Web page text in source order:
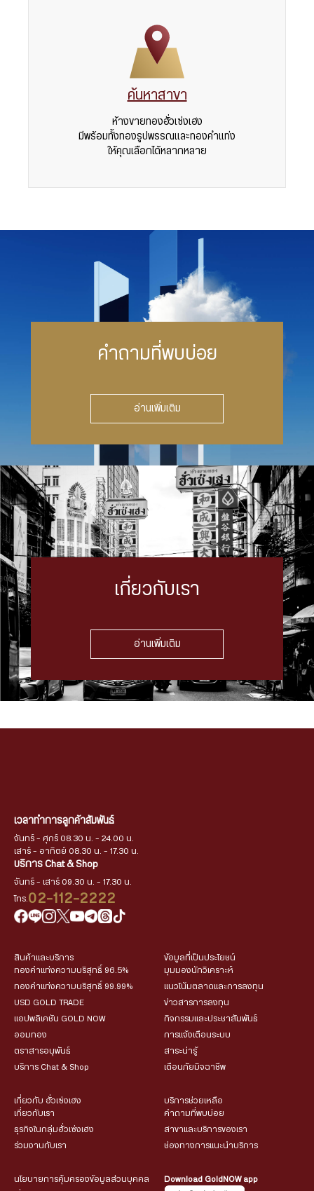
ค้นหาสาขา
ห้างขายทองฮั่วเซ่งเฮง
มีพร้อมทั้งทองรูปพรรณและทองคำแท่ง
ให้คุณเลือกได้หลากหลาย
คำถามที่พบบ่อย
อ่านเพิ่มเติม
เกี่ยวกับเรา
อ่านเพิ่มเติม
เวลาทำการลูกค้าสัมพันธ์
จันทร์ - ศุกร์ 08.30 น. - 24.00 น.
เสาร์ - อาทิตย์ 08.30 น. - 17.30 น.
บริการ Chat & Shop
จันทร์ - เสาร์ 09.30 น. - 17.30 น.
โทร. 02-112-2222
สินค้าและบริการ
ทองคำแท่งความบริสุทธิ์ 96.5%
ทองคำแท่งความบริสุทธิ์ 99.99%
USD GOLD TRADE
แอปพลิเคชัน GOLD NOW
ออมทอง
ตราสารอนุพันธ์
บริการ Chat & Shop
ข้อมูลที่เป็นประโยชน์
มุมมองนักวิเคราะห์
แนวโน้มตลาดและการลงทุน
ข่าวสารการลงทุน
กิจกรรมและประชาสัมพันธ์
การแจ้งเตือนระบบ
สาระน่ารู้
เตือนภัยมิจฉาชีพ
เกี่ยวกับ ฮั่วเซ่งเฮง
เกี่ยวกับเรา
ธุรกิจในกลุ่มฮั่วเซ่งเฮง
ร่วมงานกับเรา
บริการช่วยเหลือ
คำถามที่พบบ่อย
สาขาและบริการของเรา
ช่องทางการแนะนำบริการ
นโยบายการคุ้มครองข้อมูลส่วนบุคคล Download GoldNOW app